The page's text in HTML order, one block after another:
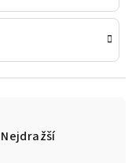
Nejdražší